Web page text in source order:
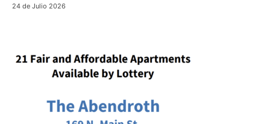
24 de Julio 2026